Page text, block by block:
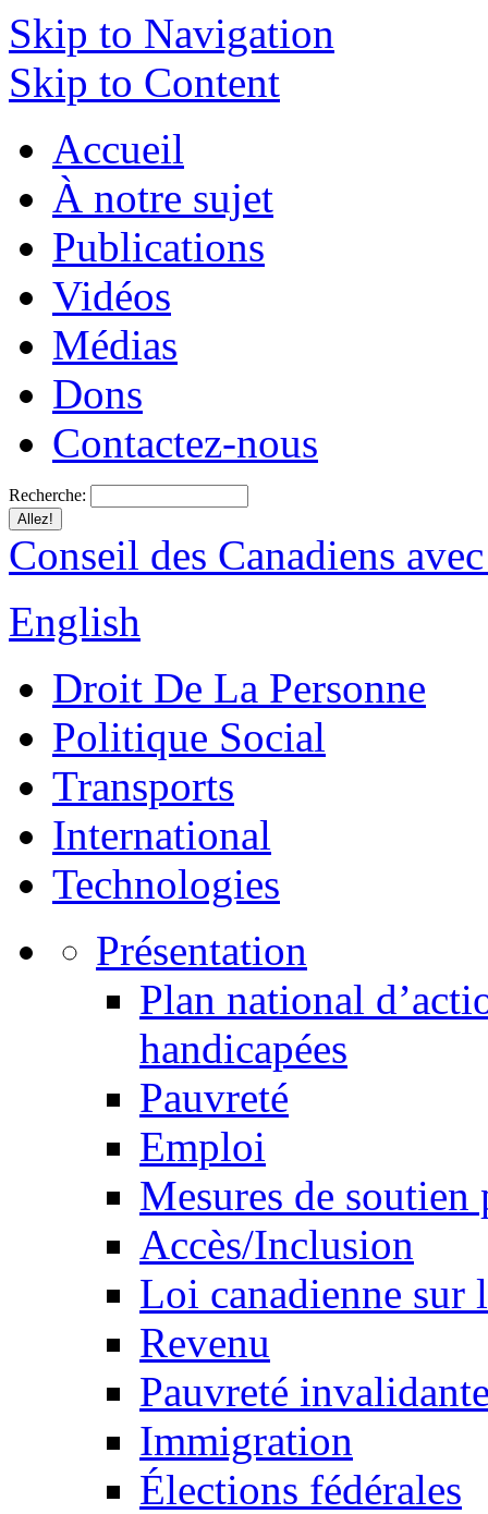
Skip to Navigation
Skip to Content
Accueil
À notre sujet
Publications
Vidéos
Médias
Dons
Contactez-nous
Recherche:
Conseil des Canadiens
English
Droit De La Personne
Politique Social
Transports
International
Technologies
Présentation
Plan national
handicapées
Pauvreté
Emploi
Mesures de soutien
Accès/Inclusion
Loi canadienne sur
Revenu
Pauvreté
Immigration
Élections fédérales